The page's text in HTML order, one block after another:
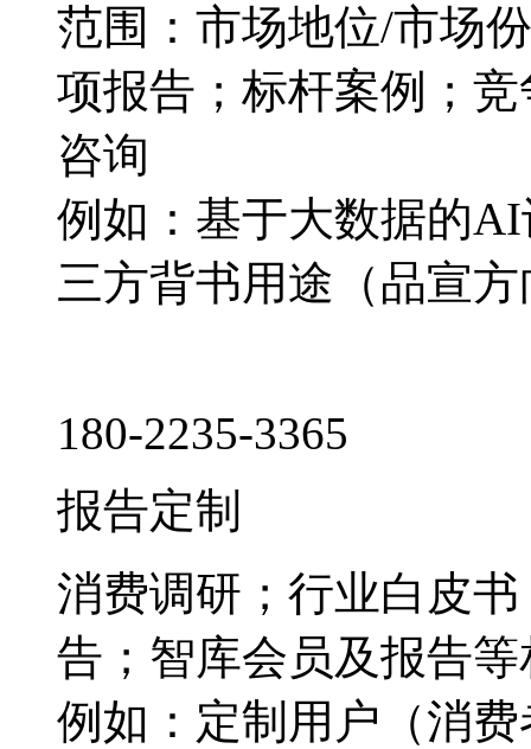
范围：市场地位/市场
项报告；标杆案例；
咨询
例如：基于大数据的
三方背书用途（品宣
180-2235-3365
报告定制
消费调研；行业白皮
告；智库会员及报告
例如：定制用户（消